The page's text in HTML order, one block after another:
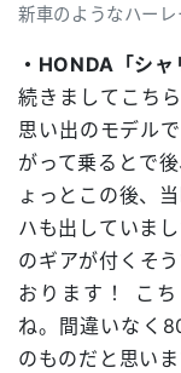
新車のようなハー
・HONDA「シ
続きましてこち
思い出のモデル
がって乗るとで
ょっとこの後、
ハも出していま
のギアが付くそ
おります！ こ
ね。間違いなく
のものだと思い